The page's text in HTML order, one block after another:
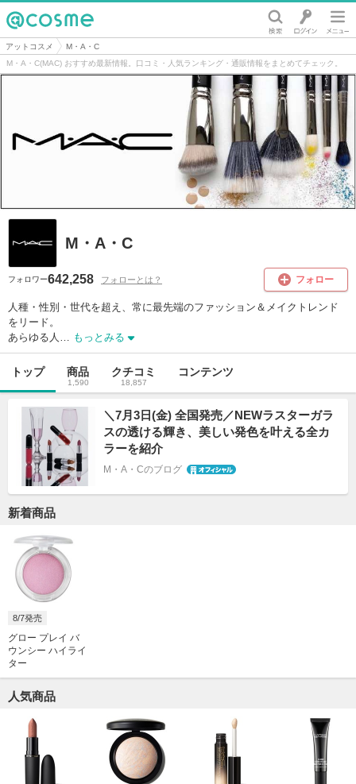
@cosme
アットコスメ
M・A・C
M・A・C(MAC) おすすめ最新情報。口コミ・人気ランキング・通販情報をまとめてチェック。
M・A・C
フォロワー642,258 フォローとは？ フォロー
人種・性別・世代を超え、常に最先端のファッション＆メイクトレンド
をリード。
あらゆる人… もっとみる
トップ 商品
1,590
クチコミ
18,857
コンテンツ
＼7月3日(金) 全国発売／NEWラスターガラ
スの透ける輝き、美しい発色を叶える全カ
ラーを紹介
M・A・Cのブログ
新着商品
8/7発売
グロー プレイ バ
ウンシー ハイライ
ター
人気商品